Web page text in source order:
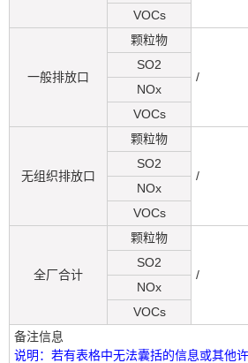
VOCs
一般排放口
颗粒物
/
SO2
NOx
VOCs
无组织排放口
颗粒物
/
SO2
NOx
VOCs
全厂合计
颗粒物
/
SO2
NOx
VOCs
备注信息
说明：若有表格中无法囊括的信息或其他